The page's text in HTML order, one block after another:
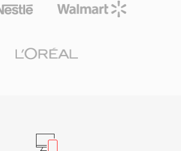
设备中广泛使用,其轻量级的解码器